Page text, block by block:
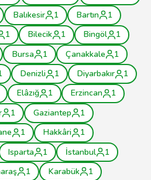
Balıkesir 1 Bartın
1
1 Bilecik 1 Bingöl
1
Bursa 1 Çanakkale
1
Denizli 1 Diyarbakır
1
Elâzığ 1 Erzincan
1
1 Gaziantep
1
1 Hakkâri
1
Isparta 1 İstanbul
1
1 Karabük
1